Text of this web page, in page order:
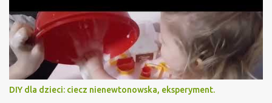
15 gier słownych, wśród których na pewno znajdziesz coś fajnego
akurat dla Twojego dziecka lub całej rodziny. To typowe gry
słowne, do których nie potrzebujesz żadnych dodatkowych
akcesoriów, sprawdzą się więc szczególnie jako sposób na nudę w
samolocie czy aucie.
DIY dla dzieci: ciecz nienewtonowska, eksperyment.